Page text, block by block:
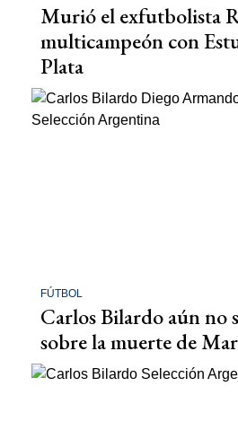
Murió el exfutbolista
multicampeón con
Plata
FÚTBOL
Carlos Bilardo aún no
sobre la muerte de